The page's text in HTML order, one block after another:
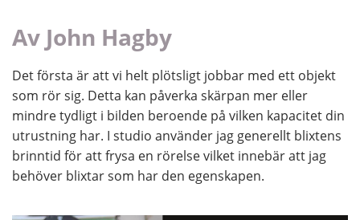
Av John Hagby
Det första är att vi helt plötsligt jobbar med ett objekt
som rör sig. Detta kan påverka skärpan mer eller
mindre tydligt i bilden beroende på vilken kapacitet din
utrustning har. I studio använder jag generellt blixtens
brinntid för att frysa en rörelse vilket innebär att jag
behöver blixtar som har den egenskapen.